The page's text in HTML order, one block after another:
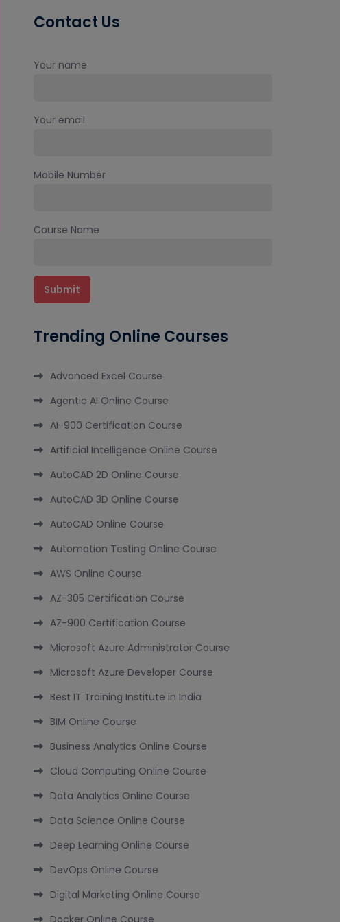
Contact Us
Your name
Your email
Mobile Number
Course Name
Trending Online Courses
Advanced Excel Course
Agentic AI Online Course
AI-900 Certification Course
Artificial Intelligence Online Course
AutoCAD 2D Online Course
AutoCAD 3D Online Course
AutoCAD Online Course
Automation Testing Online Course
AWS Online Course
AZ-305 Certification Course
AZ-900 Certification Course
Microsoft Azure Administrator Course
Microsoft Azure Developer Course
Best IT Training Institute in India
BIM Online Course
Business Analytics Online Course
Cloud Computing Online Course
Data Analytics Online Course
Data Science Online Course
Deep Learning Online Course
DevOps Online Course
Digital Marketing Online Course
Docker Online Course